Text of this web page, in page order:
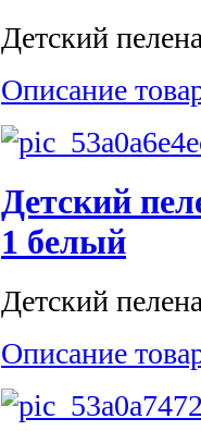
Детский
Описание
Детский
1 белый
Детский
Описание